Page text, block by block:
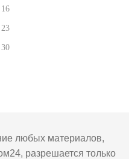
16
23
30
любых материалов,
разрешается только